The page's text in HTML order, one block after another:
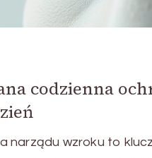
codzienna
narządu wzroku to